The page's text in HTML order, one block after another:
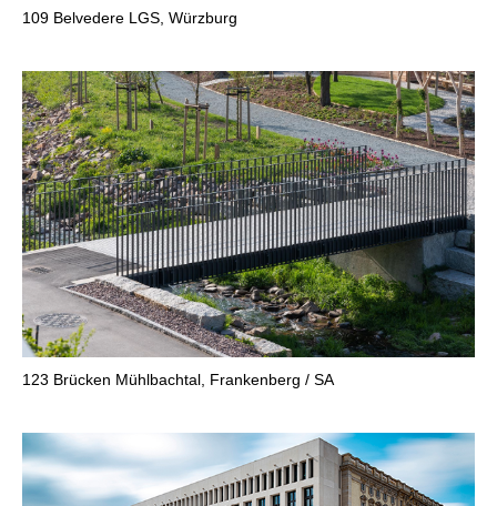
109 Belvedere LGS, Würzburg
123 Brücken Mühlbachtal, Frankenberg / SA